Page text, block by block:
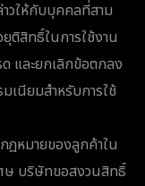
วให้กับบุคคลที่สาม
ติสิทธิ์ในการใช้งาน
และยกเลิกข้อตกลง
เนียมสำหรับการใช้
ฎหมายของลูกค้าใน
ษ บริษัทขอสงวนสิทธิ์